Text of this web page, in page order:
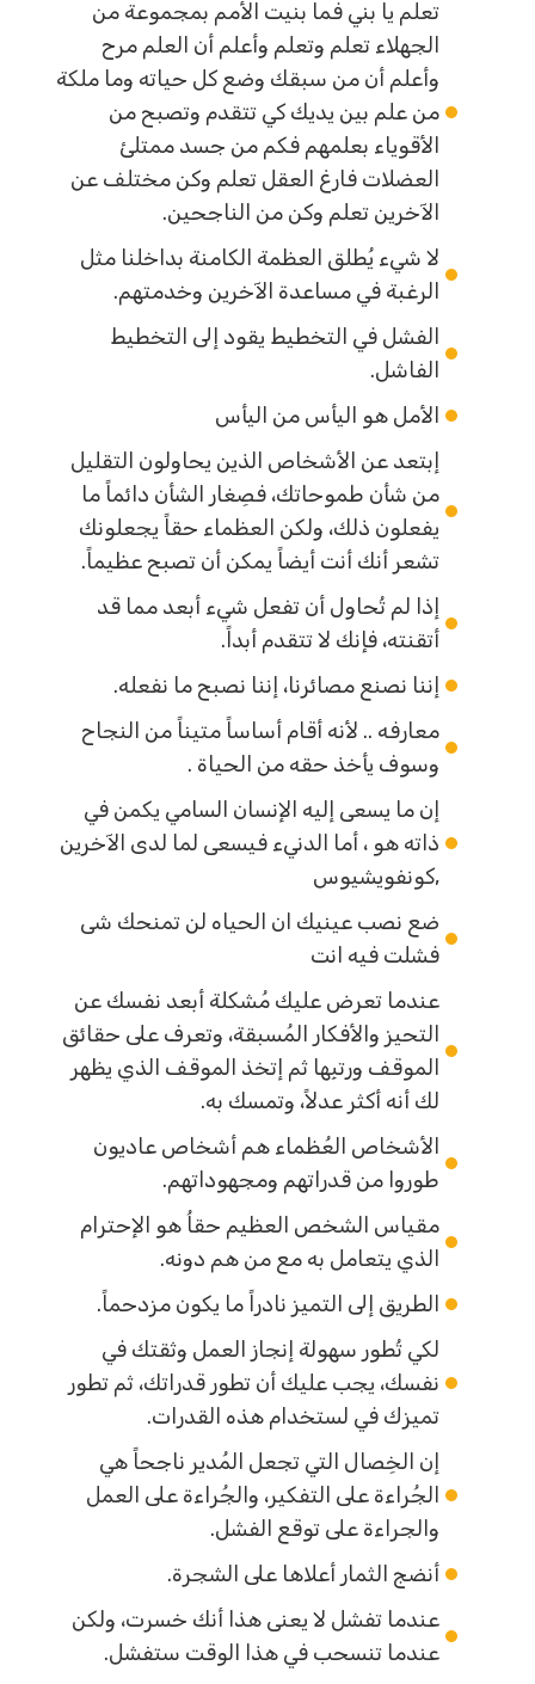
تعلم يا بني فما بنيت الأمم بمجموعة من
الجهلاء تعلم وتعلم وأعلم أن العلم مرح
وأعلم أن من سبقك وضع كل حياته وما ملكة
من علم بين يديك كي تتقدم وتصبح من
الأقوياء بعلمهم فكم من جسد ممتلئ
العضلات فارغ العقل تعلم وكن مختلف عن
الآخرين تعلم وكن من الناجحين.
لا شيء يُطلق العظمة الكامنة بداخلنا مثل
الرغبة في مساعدة الآخرين وخدمتهم.
الفشل في التخطيط يقود إلى التخطيط
الفاشل.
الأمل هو اليأس من اليأس
إبتعد عن الأشخاص الذين يحاولون التقليل
من شأن طموحاتك، فصِغار الشأن دائماً ما
يفعلون ذلك، ولكن العظماء حقاً يجعلونك
تشعر أنك أنت أيضاً يمكن أن تصبح عظيماً.
إذا لم تُحاول أن تفعل شيء أبعد مما قد
أتقنته، فإنك لا تتقدم أبداً.
إننا نصنع مصائرنا، إننا نصبح ما نفعله.
معارفه .. لأنه أقام أساساً متيناً من النجاح
وسوف يأخذ حقه من الحياة .
إن ما يسعى إليه الإنسان السامي يكمن في
ذاته هو ، أما الدنيء فيسعى لما لدى الآخرين
,كونفويشيوس
ضع نصب عينيك ان الحياه لن تمنحك شى
فشلت فيه انت
عندما تعرض عليك مُشكلة أبعد نفسك عن
التحيز والأفكار المُسبقة، وتعرف على حقائق
الموقف ورتبِها ثم إتخذ الموقف الذي يظهر
لك أنه أكثر عدلاً، وتمسك به.
الأشخاص العُظماء هم أشخاص عاديون
طوروا من قدراتهم ومجهوداتهم.
مقياس الشخص العظيم حقاُ هو الإحترام
الذي يتعامل به مع من هم دونه.
الطريق إلى التميز نادراً ما يكون مزدحماً.
لكي تُطور سهولة إنجاز العمل وثقتك في
نفسك، يجب عليك أن تطور قدراتك، ثم تطور
تميزك في لستخدام هذه القدرات.
إن الخِصال التي تجعل المُدير ناجحاً هي
الجُراءة على التفكير، والجُراءة على العمل
والجراءة على توقع الفشل.
أنضج الثمار أعلاها على الشجرة.
عندما تفشل لا يعنى هذا أنك خسرت، ولكن
عندما تنسحب في هذا الوقت ستفشل.